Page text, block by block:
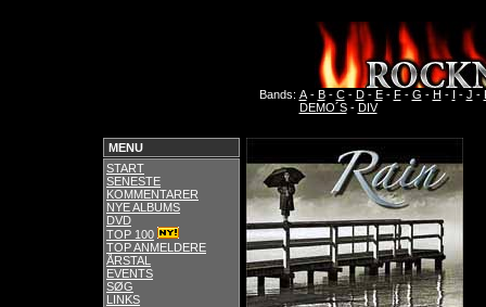
Bands: A- B- C- D- E- F- G - H - I - J -
DEMO´S- DIV
MENU
START
SENESTE
KOMMENTARER
NYE ALBUMS
DVD
TOP 100
TOP ANMELDERE
ÅRSTAL
EVENTS
SØG
LINKS